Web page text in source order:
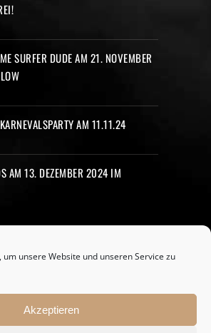
unsere Website und unseren Service zu
Akzeptieren
SURFER DUDE AM 21. NOVEMBER
AM 11.11.24
AM 13. DEZEMBER 2024 IM
Sniffing Dog